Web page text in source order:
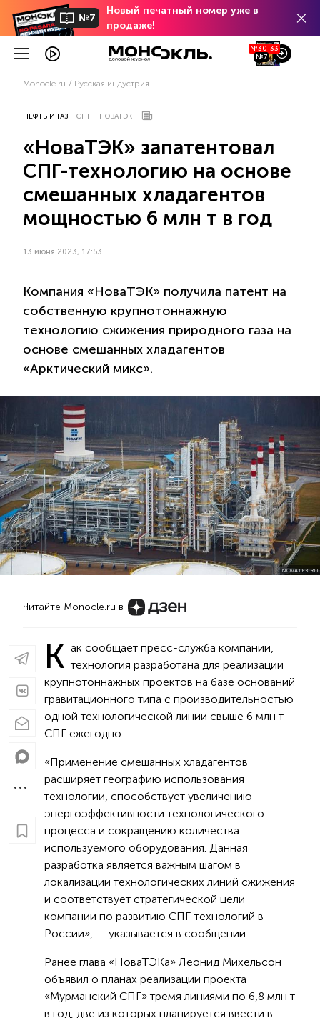
№7
Новый печатный номер уже в
продаже!
№30-33
№7
Monocle.ru Русская индустрия
НЕФТЬ И ГАЗ СПГ НОВАТЭК
«НоваТЭК» запатентовал
СПГ-технологию на основе
смешанных хладагентов
мощностью 6 млн т в год
13 июня 2023, 17:53
Компания «НоваТЭК» получила патент на
собственную крупнотоннажную
технологию сжижения природного газа на
основе смешанных хладагентов
«Арктический микс».
NOVATEK.RU
Читайте Monocle.ru в
К ак сообщает пресс-служба компании,
технология разработана для реализации
крупнотоннажных проектов на базе оснований
гравитационного типа с производительностью
одной технологической линии свыше 6 млн т
СПГ ежегодно.
«Применение смешанных хладагентов
расширяет географию использования
технологии, способствует увеличению
энергоэффективности технологического
процесса и сокращению количества
используемого оборудования. Данная
разработка является важным шагом в
локализации технологических линий сжижения
и соответствует стратегической цели
компании по развитию СПГ-технологий в
России», — указывается в сообщении.
Ранее глава «НоваТЭКа» Леонид Михельсон
объявил о планах реализации проекта
«Мурманский СПГ» тремя линиями по 6,8 млн т
в год, две из которых планируется ввести в